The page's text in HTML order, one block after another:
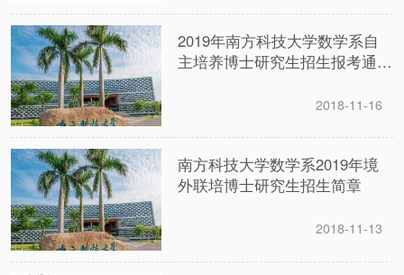
2019年南方科技大学数学系自
主培养博士研究生招生报考通知
2018-11-16
南方科技大学数学系2019年境
外联培博士研究生招生简章
2018-11-13